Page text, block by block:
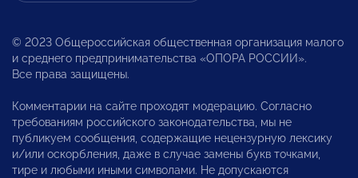
© 2023 Общероссийская общественная организация малого
и среднего предпринимательства «ОПОРА РОССИИ».
Все права защищены.
Комментарии на сайте проходят модерацию. Согласно
требованиям российского законодательства, мы не
публикуем сообщения, содержащие нецензурную лексику
и/или оскорбления, даже в случае замены букв точками,
тире и любыми иными символами. Не допускаются